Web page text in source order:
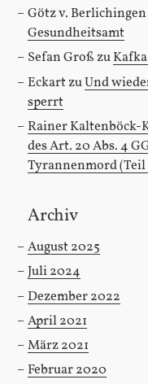
Götz v. Berlichingen
Gesundheitsamt
Sefan Groß zu
Eckart zuUnd
sperrt
Rainer Kaltenböck-
des Art. 20 Abs. 4
Tyrannenmord (Teil
Archiv
August 2025
Juli 2024
Dezember 2022
April 2021
März 2021
Februar 2020